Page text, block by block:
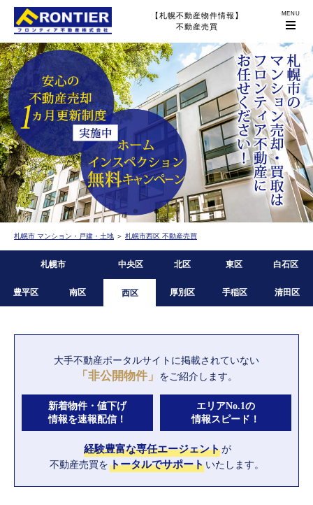
【札幌不動産物件情報】
不動産売買
札幌市 マンション・戸建・土地 ＞ 札幌市西区 不動産売買
札幌市 中央区 北区 東区 白石区
豊平区 南区 西区 厚別区 手稲区 清田区
大手不動産ポータルサイトに掲載されていない
「非公開物件」 をご紹介します。
新着物件・値下げ
情報を速報配信！
エリアNo.1の
情報スピード！
経験豊富な専任エージェントが
不動産売買をトータルでサポート いたします。